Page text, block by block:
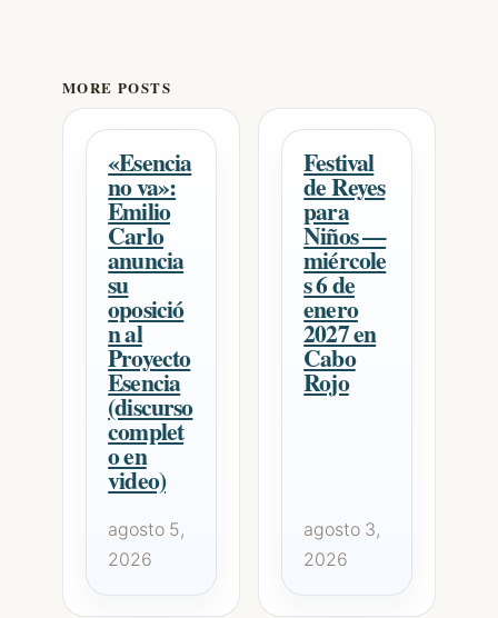
MORE POSTS
«Esencia
no va»:
Emilio
Carlo
anuncia
su
oposició
n al
Proyecto
Esencia
(discurso
complet
o en
video)
agosto 5,
2026
Festival
de Reyes
para
Niños —
miércole
s 6 de
enero
2027 en
Cabo
Rojo
agosto 3,
2026